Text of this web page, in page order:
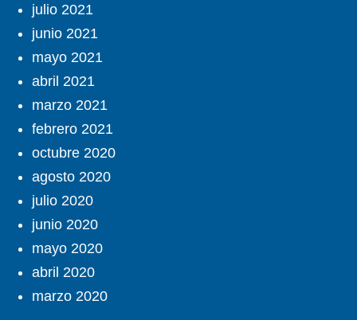
julio 2021
junio 2021
mayo 2021
abril 2021
marzo 2021
febrero 2021
octubre 2020
agosto 2020
julio 2020
junio 2020
mayo 2020
abril 2020
marzo 2020